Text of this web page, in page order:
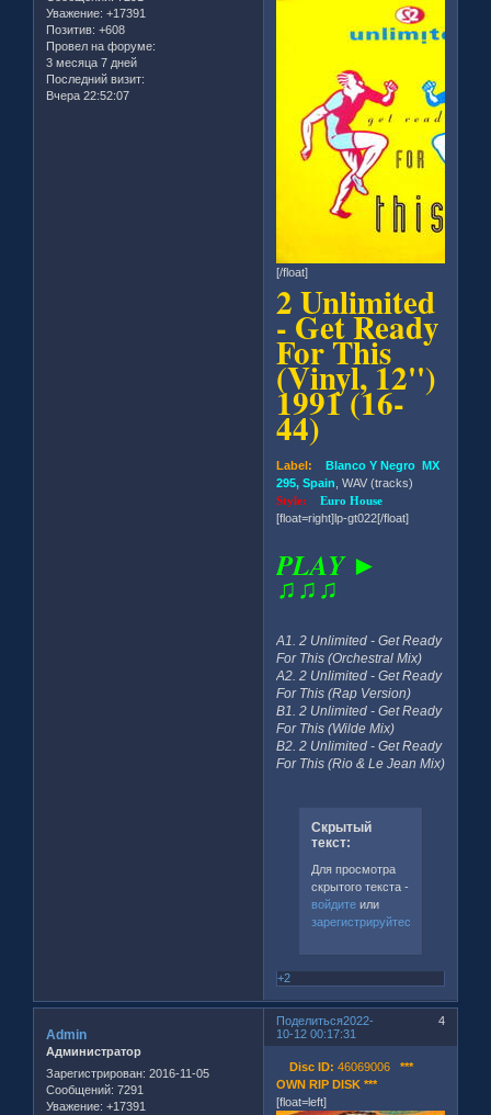
Уважение: +17391
Позитив: +608
Провел на форуме:
3 месяца 7 дней
Последний визит:
Вчера 22:52:07
[/float]
2 Unlimited
- Get Ready
For This
(Vinyl, 12'')
1991 (16-
44)
Label: Blanco Y Negro MX
295, Spain , WAV (tracks)
Style:Euro House
[float=right]lp-gt022[/float]
PLAY ►
♫♫♫
A1. 2 Unlimited - Get Ready
For This (Orchestral Mix)
A2. 2 Unlimited - Get Ready
For This (Rap Version)
B1. 2 Unlimited - Get Ready
For This (Wilde Mix)
B2. 2 Unlimited - Get Ready
For This (Rio & Le Jean Mix)
Скрытый
текст:
Для просмотра
скрытого текста -
войдитеили
зарегистрируйтесь
+2
Поделиться 4
2022-
10-12 00:17:31
Admin
Администратор
Зарегистрирован: 2016-11-05
Сообщений: 7291
Уважение: +17391
Disc ID: 46069006***
OWN RIP DISK ***
[float=left]